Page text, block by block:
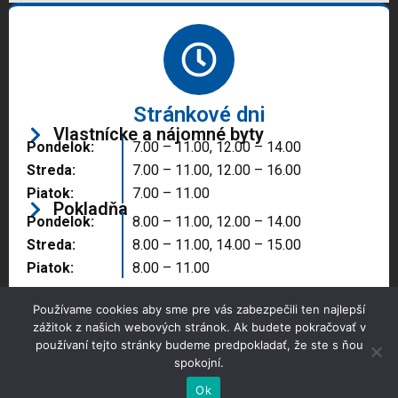
Stránkové dni
Vlastnícke a nájomné byty
Pondelok:
Streda:
Piatok:
7.00 – 11.00, 12.00 – 14.00
7.00 – 11.00, 12.00 – 16.00
7.00 – 11.00
Pokladňa
Pondelok:
Streda:
Piatok:
8.00 – 11.00, 12.00 – 14.00
8.00 – 11.00, 14.00 – 15.00
8.00 – 11.00
Copyright © 2025 Správa majetku mesta, n.o.,
Partizánske
Používame cookies aby sme pre vás zabezpečili ten najlepší
zážitok z našich webových stránok. Ak budete pokračovať v
používaní tejto stránky budeme predpokladať, že ste s ňou
spokojní.
Ok